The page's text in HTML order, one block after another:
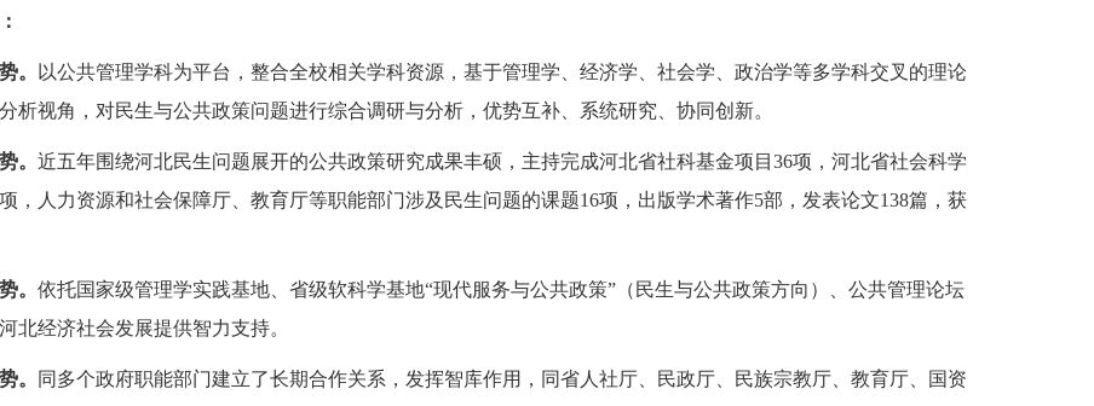
。
以公共管理学科为平台，整合全校相关学科资源，基于管理学、经济学、社会学、政治学等多学科交叉的理论
析视角，对民生与公共政策问题进行综合调研与分析，优势互补、系统研究、协同创新。
。 近五年围绕河北民生问题展开的公共政策研究成果丰硕，主持完成河北省社科基金项目36项，河北省社会科学
，人力资源和社会保障厅、教育厅等职能部门涉及民生问题的课题16项，出版学术著作5部，发表论文138篇，获
。 依托国家级管理学实践基地、省级软科学基地“现代服务与公共政策”（民生与公共政策方向）、公共管理论坛
北经济社会发展提供智力支持。
。 同多个政府职能部门建立了长期合作关系，发挥智库作用，同省人社厅、民政厅、民族宗教厅、教育厅、国资